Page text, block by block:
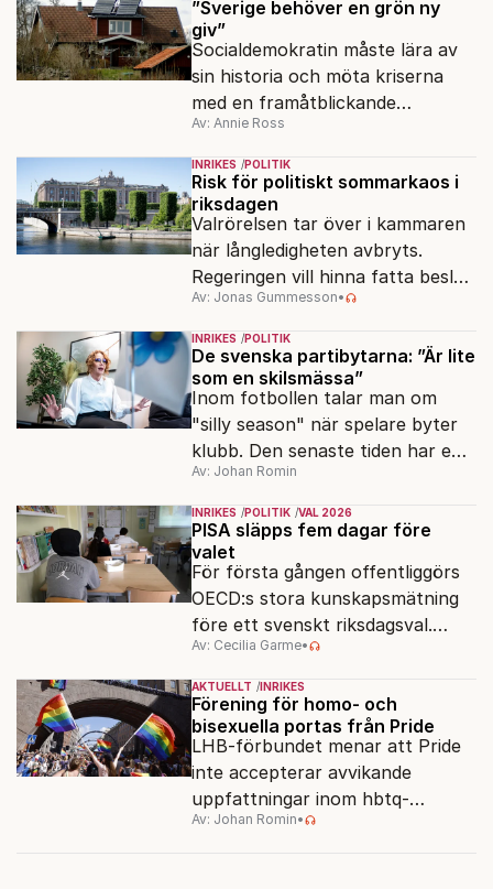
”Sverige behöver en grön ny
giv”
Socialdemokratin måste lära av
sin historia och möta kriserna
med en framåtblickande
strukturpolitik för att göra
Sverige långsiktigt hållbart,
jämlikt och kriståligt.
Av: Annie Ross
INRIKES POLITIK
Risk för politiskt sommarkaos i
riksdagen
Valrörelsen tar över i kammaren
när långledigheten avbryts.
Regeringen vill hinna fatta beslut
före valet – men oppositionen
ser sin chans att pressa
Tidösidan.
Av: Jonas Gummesson•
INRIKES POLITIK
De svenska partibytarna: ”Är lite
som en skilsmässa”
Inom fotbollen talar man om
"silly season" när spelare byter
klubb. Den senaste tiden har en
rad svenska politiker bytt parti –
men varför, och vad skiljer
partiernas interna kulturer åt?
Av: Johan Romin
INRIKES POLITIK VAL 2026
PISA släpps fem dagar före
valet
För första gången offentliggörs
OECD:s stora kunskapsmätning
före ett svenskt riksdagsval.
Resultatet kan ge skolfrågan ny
kraft under valrörelsens sista
dagar.
Av: Cecilia Garme•
AKTUELLT INRIKES
Förening för homo- och
bisexuella portas från Pride
LHB-förbundet menar att Pride
inte accepterar avvikande
uppfattningar inom hbtq-
rörelsen. "Vi har inga problem
Av: Johan Romin•